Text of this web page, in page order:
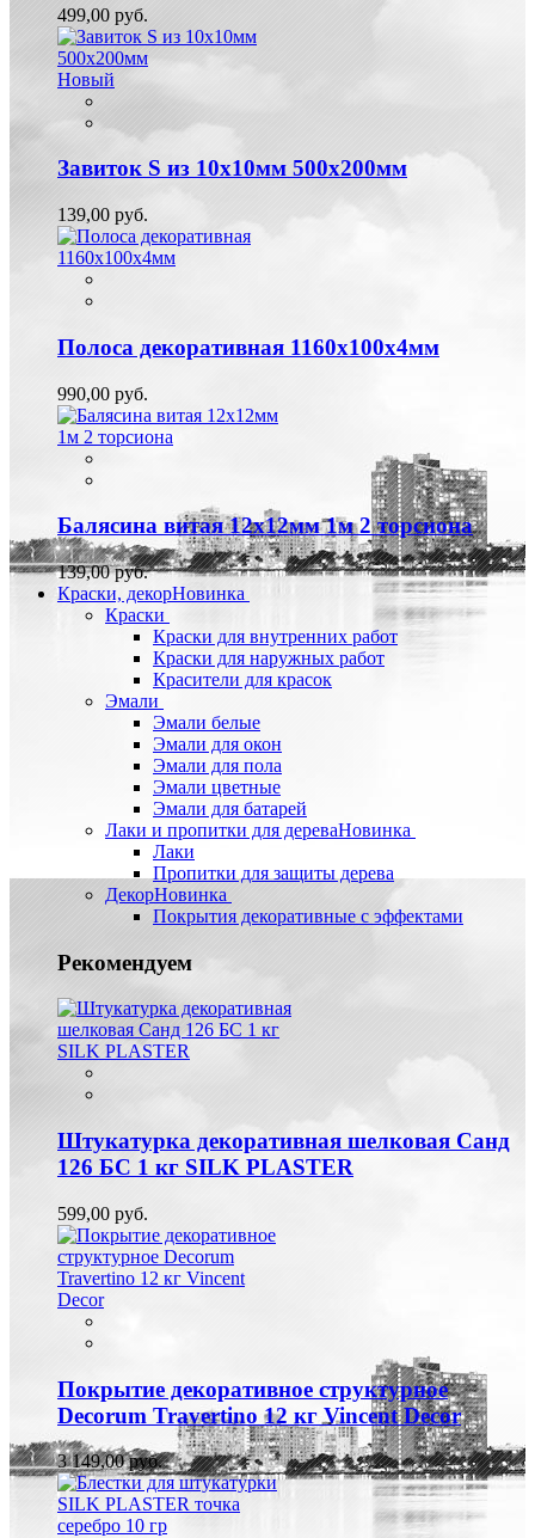
499,00 руб.
Новый
Завиток S из 10х10мм 500х200мм
139,00 руб.
Полоса декоративная 1160х100х4мм
990,00 руб.
Балясина витая 12х12мм 1м 2 торсиона
139,00 руб.
Краски, декорНовинка
Краски
Краски для внутренних работ
Краски для наружных работ
Красители для красок
Эмали
Эмали белые
Эмали для окон
Эмали для пола
Эмали цветные
Эмали для батарей
Лаки и пропитки для дереваНовинка
Лаки
Пропитки для защиты дерева
ДекорНовинка
Покрытия декоративные с эффектами
Рекомендуем
Штукатурка декоративная шелковая Санд
126 БС 1 кг SILK PLASTER
599,00 руб.
Покрытие декоративное структурное
Decorum Travertino 12 кг Vincent Decor
3 149,00 руб.